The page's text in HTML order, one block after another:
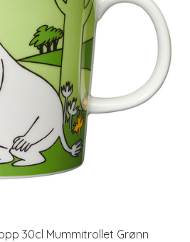
30cl Mummitrollet Grønn